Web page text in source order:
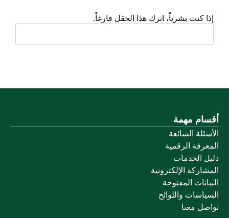
إذا كنت بشرياً، اترك هذا الحقل فارغاً.
أقسام مهمة
الأسئلة الشائعة
المعرفة الرقمية
دليل الخدمات
المشاركة الإلكترونية
البيانات المفتوحة
السياسات واللوائح
تواصل معنا